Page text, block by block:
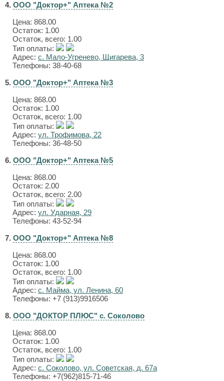
4. ООО "Доктор+" Аптека №2
Цена: 868.00
Остаток: 1.00
Остаток, всего: 1.00
Тип оплаты:
Адрес: с. Мало-Угренево, Щигарева, 3
Телефоны: 38-40-68
5. ООО "Доктор+" Аптека №3
Цена: 868.00
Остаток: 1.00
Остаток, всего: 1.00
Тип оплаты:
Адрес: ул. Трофимова, 22
Телефоны: 36-48-50
6. ООО "Доктор+" Аптека №5
Цена: 868.00
Остаток: 2.00
Остаток, всего: 2.00
Тип оплаты:
Адрес: ул. Ударная, 29
Телефоны: 43-52-94
7. ООО "Доктор+" Аптека №8
Цена: 868.00
Остаток: 1.00
Остаток, всего: 1.00
Тип оплаты:
Адрес: с. Майма, ул. Ленина, 60
Телефоны: +7 (913)9916506
8. ООО "ДОКТОР ПЛЮС" с. Соколово
Цена: 868.00
Остаток: 1.00
Остаток, всего: 1.00
Тип оплаты:
Адрес: с. Соколово, ул. Советская, д. 67а
Телефоны: +7(962)815-71-46